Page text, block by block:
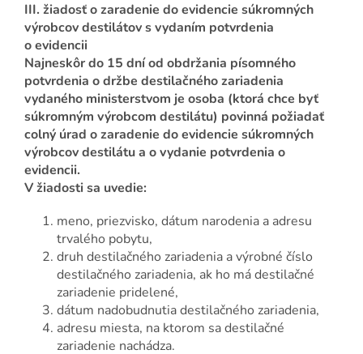
III. žiadosť o zaradenie do evidencie súkromných
výrobcov destilátov s vydaním potvrdenia
o evidencii
Najneskôr do 15 dní od obdržania písomného
potvrdenia o držbe destilačného zariadenia
vydaného ministerstvom je osoba (ktorá chce byť
súkromným výrobcom destilátu) povinná požiadať
colný úrad o zaradenie do evidencie súkromných
výrobcov destilátu a o vydanie potvrdenia o
evidencii.
V žiadosti sa uvedie:
meno, priezvisko, dátum narodenia a adresu
trvalého pobytu,
druh destilačného zariadenia a výrobné číslo
destilačného zariadenia, ak ho má destilačné
zariadenie pridelené,
dátum nadobudnutia destilačného zariadenia,
adresu miesta, na ktorom sa destilačné
zariadenie nachádza.